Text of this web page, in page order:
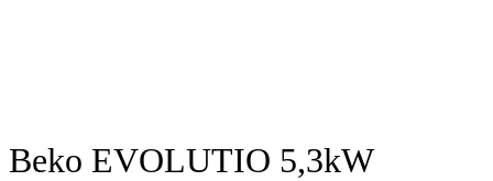
Beko EVOLUTIO 5,3kW